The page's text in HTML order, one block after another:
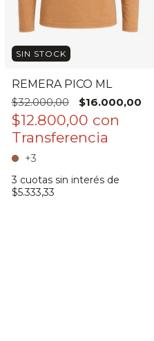
SIN STOCK
REMERA PICO ML
$32.000,00
$16.000,00
$12.800,00 con
+3
3 cuotas sin interés de
$5.333,33